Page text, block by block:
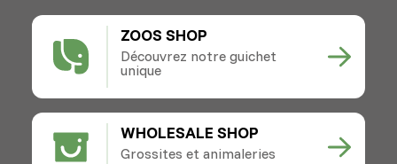
ZOOS SHOP
Découvrez notre guichet
unique
WHOLESALE SHOP
Grossites et animaleries